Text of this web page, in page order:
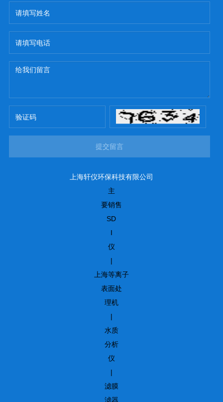
提交留言
上海轩仪环保科技有限公司
主
要销售
SD
I
仪
|
上海等离子
表面处
理机
|
水质
分析
仪
|
滤膜
滤器